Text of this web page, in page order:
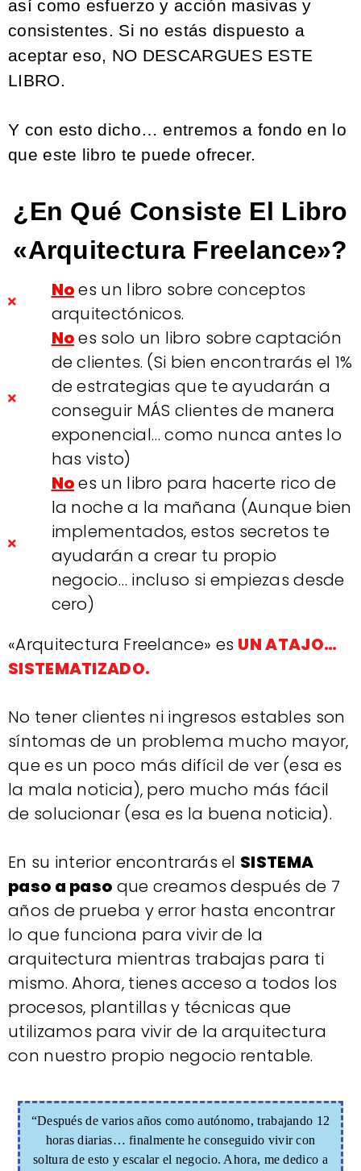
así como esfuerzo y acción masivas y
consistentes. Si no estás dispuesto a
aceptar eso, NO DESCARGUES ESTE
LIBRO.
Y con esto dicho… entremos a fondo en lo
que este libro te puede ofrecer.
¿En Qué Consiste El Libro
«Arquitectura Freelance»?
Noes un libro sobre conceptos
arquitectónicos.
Noes solo un libro sobre captación
de clientes. (Si bien encontrarás el 1%
de estrategias que te ayudarán a
conseguir MÁS clientes de manera
exponencial… como nunca antes lo
has visto)
Noes un libro para hacerte rico de
la noche a la mañana (Aunque bien
implementados, estos secretos te
ayudarán a crear tu propio
negocio… incluso si empiezas desde
cero)
«Arquitectura Freelance» es UN ATAJO…
SISTEMATIZADO.
No tener clientes ni ingresos estables son
síntomas de un problema mucho mayor,
que es un poco más difícil de ver (esa es
la mala noticia), pero mucho más fácil
de solucionar (esa es la buena noticia).
En su interior encontrarás el SISTEMA
paso a paso que creamos después de 7
años de prueba y error hasta encontrar
lo que funciona para vivir de la
arquitectura mientras trabajas para ti
mismo. Ahora, tienes acceso a todos los
procesos, plantillas y técnicas que
utilizamos para vivir de la arquitectura
con nuestro propio negocio rentable.
“Después de varios años como autónomo, trabajando 12
horas diarias… finalmente he conseguido vivir con
soltura de esto y escalar el negocio. Ahora, me dedico a